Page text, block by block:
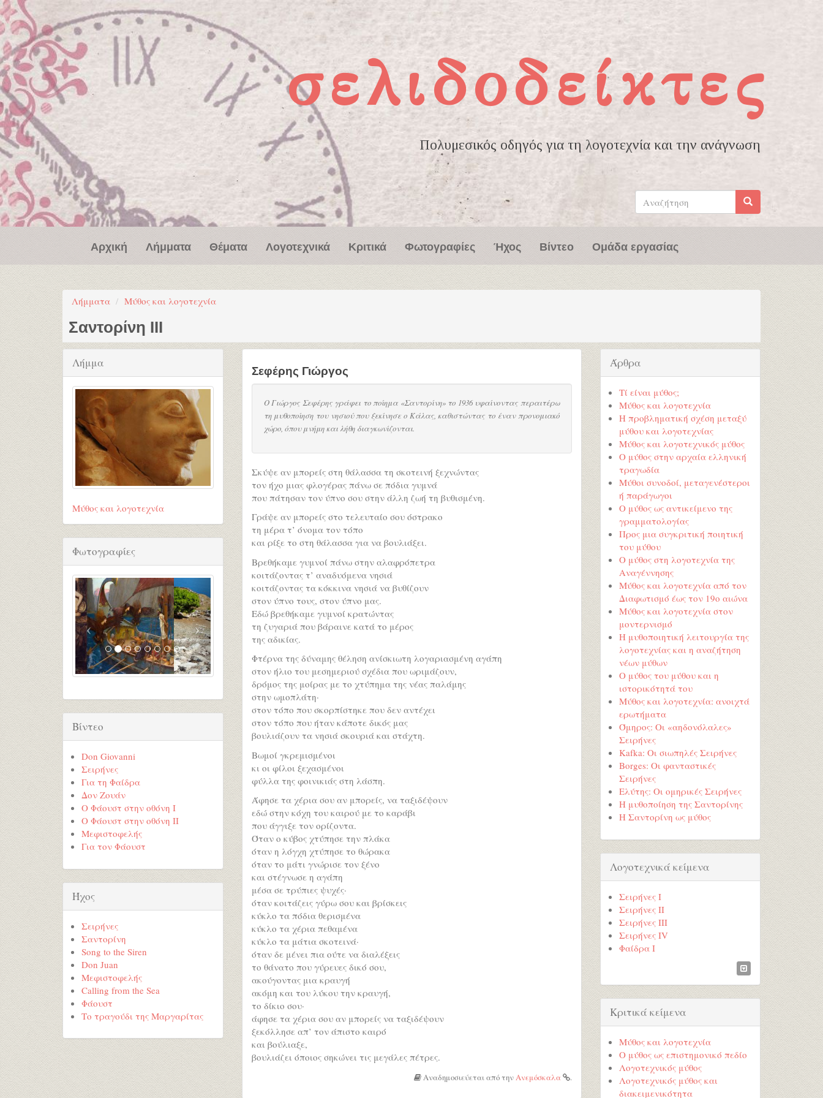
Παράκαμψη προς το κυρίως περιεχόμενο
σελιδοδείκτες
Πολυμεσικός οδηγός για τη λογοτεχνία και την ανάγνωση
Φόρμα
αναζήτησης
Αναζήτηση
Αρχική Λήμματα Θέματα Λογοτεχνικά Κριτικά Φωτογραφίες Ήχος Βίντεο Ομάδα εργασίας
Λήμματα Μύθος και λογοτεχνία
Σαντορίνη ΙΙΙ
Σεφέρης Γιώργος
Ο Γιώργος Σεφέρης γράφει το ποίημα «Σαντορίνη» το 1936 υφαίνοντας περαιτέρω
τη μυθοποίηση του νησιού που ξεκίνησε ο Κάλας, καθιστώντας το έναν προνομιακό
χώρο, όπου μνήμη και λήθη διαγκωνίζονται.
Σκύψε αν μπορείς στη θάλασσα τη σκοτεινή ξεχνώντας
τον ήχο μιας φλογέρας πάνω σε πόδια γυμνά
που πάτησαν τον ύπνο σου στην άλλη ζωή τη βυθισμένη.
Γράψε αν μπορείς στο τελευταίο σου όστρακο
τη μέρα τ’ όνομα τον τόπο
και ρίξε το στη θάλασσα για να βουλιάξει.
Bρεθήκαμε γυμνοί πάνω στην αλαφρόπετρα
κοιτάζοντας τ’ αναδυόμενα νησιά
κοιτάζοντας τα κόκκινα νησιά να βυθίζουν
στον ύπνο τους, στον ύπνο μας.
Eδώ βρεθήκαμε γυμνοί κρατώντας
τη ζυγαριά που βάραινε κατά το μέρος
της αδικίας.
Φτέρνα της δύναμης θέληση ανίσκιωτη λογαριασμένη αγάπη
στον ήλιο του μεσημεριού σχέδια που ωριμάζουν,
δρόμος της μοίρας με το χτύπημα της νέας παλάμης
στην ωμοπλάτη·
στον τόπο που σκορπίστηκε που δεν αντέχει
στον τόπο που ήταν κάποτε δικός μας
βουλιάζουν τα νησιά σκουριά και στάχτη.
Bωμοί γκρεμισμένοι
κι οι φίλοι ξεχασμένοι
φύλλα της φοινικιάς στη λάσπη.
Άφησε τα χέρια σου αν μπορείς, να ταξιδέψουν
εδώ στην κόχη του καιρού με το καράβι
που άγγιξε τον ορίζοντα.
Όταν ο κύβος χτύπησε την πλάκα
όταν η λόγχη χτύπησε το θώρακα
όταν το μάτι γνώρισε τον ξένο
και στέγνωσε η αγάπη
μέσα σε τρύπιες ψυχές·
όταν κοιτάζεις γύρω σου και βρίσκεις
κύκλο τα πόδια θερισμένα
κύκλο τα χέρια πεθαμένα
κύκλο τα μάτια σκοτεινά·
όταν δε μένει πια ούτε να διαλέξεις
το θάνατο που γύρευες δικό σου,
ακούγοντας μια κραυγή
ακόμη και του λύκου την κραυγή,
το δίκιο σου·
άφησε τα χέρια σου αν μπορείς να ταξιδέψουν
ξεκόλλησε απ’ τον άπιστο καιρό
και βούλιαξε,
βουλιάζει όποιος σηκώνει τις μεγάλες πέτρες.
Αναδημοσιεύεται από την Ανεμόσκαλα .
Λήμμα
Μύθος και λογοτεχνία
Φωτογραφίες
Βίντεο
Don Giovanni
Σειρήνες
Για τη Φαίδρα
Δον Ζουάν
Ο Φάουστ στην οθόνη Ι
Ο Φάουστ στην οθόνη ΙI
Μεφιστοφελής
Για τον Φάουστ
Ήχος
Σειρήνες
Σαντορίνη
Song to the Siren
Don Juan
Μεφιστοφελής
Calling from the Sea
Φάουστ
Το τραγούδι της Μαργαρίτας
Άρθρα
Τί είναι μύθος;
Μύθος και λογοτεχνία
Η προβληματική σχέση μεταξύ
μύθου και λογοτεχνίας
Μύθος και λογοτεχνικός μύθος
Ο μύθος στην αρχαία ελληνική
τραγωδία
Μύθοι συνοδοί, μεταγενέστεροι
ή παράγωγοι
Ο μύθος ως αντικείμενο της
γραμματολογίας
Προς μια συγκριτική ποιητική
του μύθου
Ο μύθος στη λογοτεχνία της
Αναγέννησης
Μύθος και λογοτεχνία από τον
Διαφωτισμό έως τον 19ο αιώνα
Μύθος και λογοτεχνία στον
μοντερνισμό
Η μυθοποιητική λειτουργία της
λογοτεχνίας και η αναζήτηση
νέων μύθων
Ο μύθος του μύθου και η
ιστορικότητά του
Μύθος και λογοτεχνία: ανοιχτά
ερωτήματα
Όμηρος: Οι «αηδονόλαλες»
Σειρήνες
Kafka: Οι σιωπηλές Σειρήνες
Borges: Οι φανταστικές
Σειρήνες
Ελύτης: Οι ομηρικές Σειρήνες
Η μυθοποίηση της Σαντορίνης
Η Σαντορίνη ως μύθος
Λογοτεχνικά κείμενα
Σειρήνες Ι
Σειρήνες ΙΙ
Σειρήνες ΙΙΙ
Σειρήνες ΙV
Φαίδρα Ι
Κριτικά κείμενα
Μύθος και λογοτεχνία
Ο μύθος ως επιστημονικό πεδίο
Λογοτεχνικός μύθος
Λογοτεχνικός μύθος και
διακειμενικότητα